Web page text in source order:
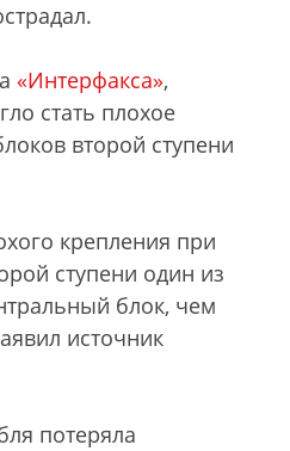
«Интерфакса»,
стать плохое
второй ступени
крепления при
ступени один из
блок, чем
источник
потеряла